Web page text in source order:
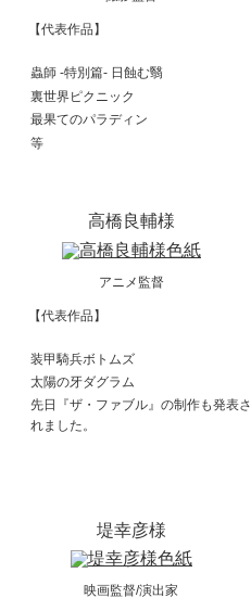
【代表作品】
蟲師 -特別篇- 日蝕む翳
裏世界ピクニック
最果てのパラディン
等
高橋良輔様
アニメ監督
【代表作品】
装甲騎兵ボトムズ
太陽の牙ダグラム
先日『ザ・ファブル』の制作も発表さ
れました。
堤幸彦様
映画監督/演出家